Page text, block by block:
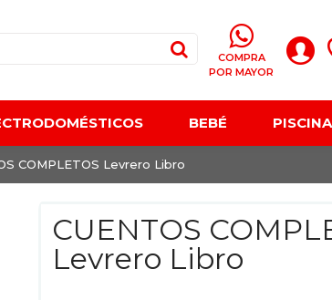
COMPRA
POR MAYOR
BEBÉ
COMPLETOS Levrero Libro
CUENTOS
Levrero Libro